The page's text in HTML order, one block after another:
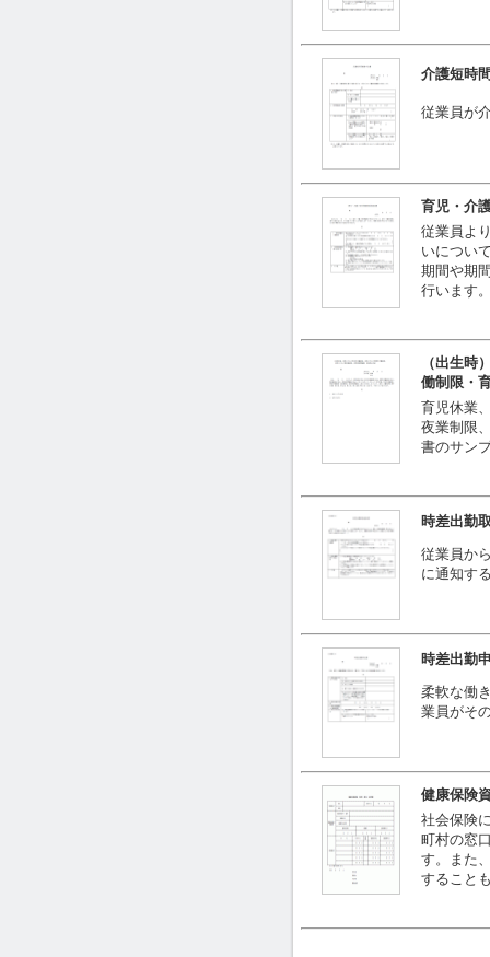
介護短時
従業員が
育児・介
従業員よ
いについ
期間や期
行います
（出生時
働制限・
育児休業
夜業制限
書のサン
時差出勤
従業員か
に通知す
時差出勤
柔軟な働
業員がそ
健康保険
社会保険
町村の窓
す。また
すること